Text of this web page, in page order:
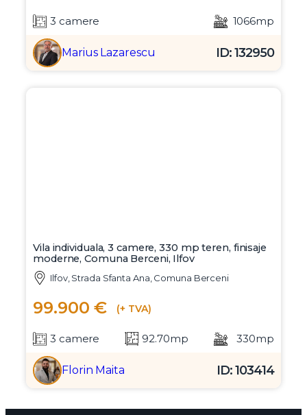
3 camere 1066mp
Marius Lazarescu ID: 132950
Vila individuala, 3 camere, 330 mp teren, finisaje
moderne, Comuna Berceni, Ilfov
Ilfov, Strada Sfanta Ana, Comuna Berceni
99.900 € (+ TVA)
3 camere 92.70mp 330mp
Florin Maita ID: 103414